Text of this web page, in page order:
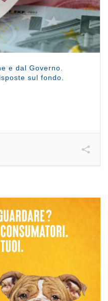
e dal Governo.
sul fondo.